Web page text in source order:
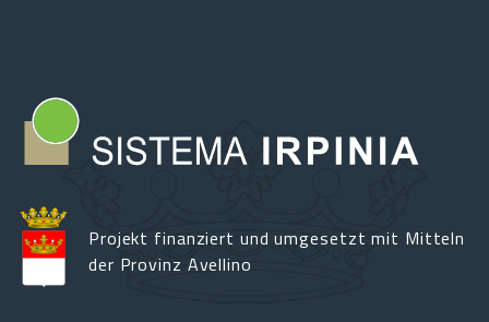
Projekt finanziert und umgesetzt mit Mitteln
der Provinz Avellino